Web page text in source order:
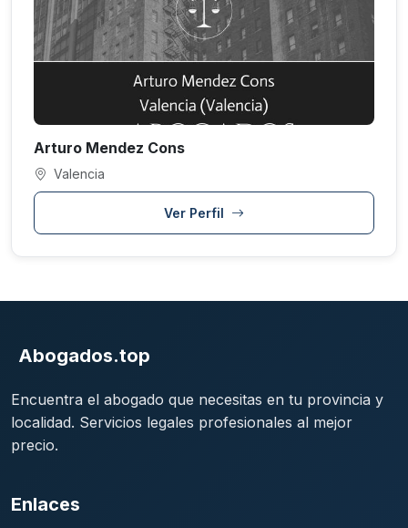
Arturo Mendez Cons
Valencia
Ver Perfil
Abogados.top
Encuentra el abogado que necesitas en tu provincia y
localidad. Servicios legales profesionales al mejor
precio.
Enlaces